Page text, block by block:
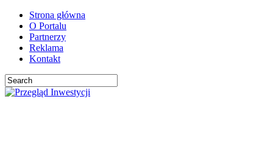
Strona główna
O Portalu
Partnerzy
Reklama
Kontakt